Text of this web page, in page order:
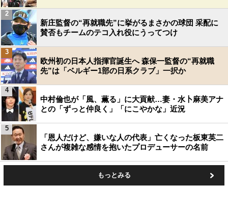
新庄監督の“再就職先”に挙がるまさかの球団 采配に
賛否もチームのテコ入れ役にうってつけ
2
欧州初の日本人指揮官誕生へ 森保一監督の“再就職
先”は「ベルギー1部の日系クラブ」一択か
3
中村倫也が「風、薫る」に大貢献…妻・水卜麻美アナ
との「ずっと仲良く」「にこやかな」近況
4
「恩人だけど、嫌いな人の代表」亡くなった板東英二
さんが複雑な感情を抱いたプロデューサーの名前
5
もっとみる